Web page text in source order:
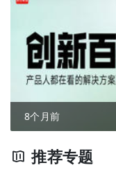
8个月前
推荐专题